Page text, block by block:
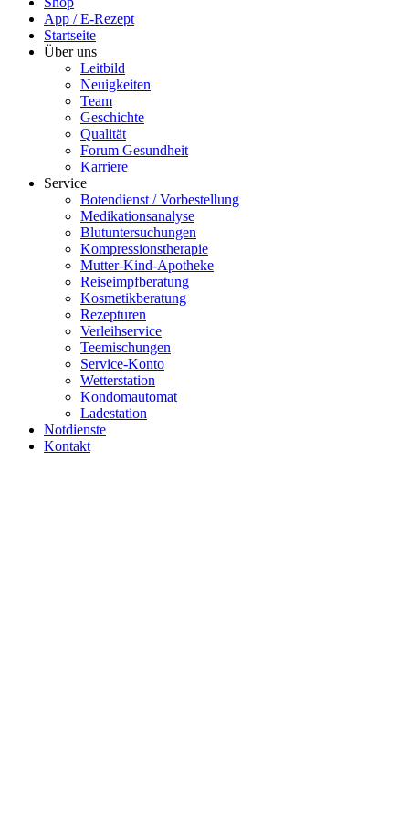
App / E-Rezept
Startseite
Über uns
Leitbild
Neuigkeiten
Team
Geschichte
Qualität
Forum Gesundheit
Karriere
Service
Botendienst / Vorbestellung
Medikationsanalyse
Blutuntersuchungen
Kompressionstherapie
Mutter-Kind-Apotheke
Reiseimpfberatung
Kosmetikberatung
Rezepturen
Verleihservice
Teemischungen
Service-Konto
Wetterstation
Kondomautomat
Ladestation
Notdienste
Kontakt